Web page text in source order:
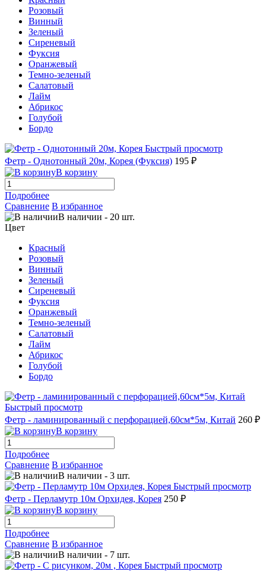
Розовый
Винный
Зеленый
Сиреневый
Фуксия
Оранжевый
Темно-зеленый
Салатовый
Лайм
Абрикос
Голубой
Бордо
Быстрый просмотр
Фетр - Однотонный 20м, Корея (Фуксия) 195 ₽
В корзину
Подробнее
Сравнение В избранное
В наличии - 20 шт.
Цвет
Красный
Розовый
Винный
Зеленый
Сиреневый
Фуксия
Оранжевый
Темно-зеленый
Салатовый
Лайм
Абрикос
Голубой
Бордо
Быстрый просмотр
Фетр - ламинированный с перфорацией,60см*5м, Китай 260 ₽
В корзину
Подробнее
Сравнение В избранное
В наличии - 3 шт.
Быстрый просмотр
Фетр - Перламутр 10м Орхидея, Корея 250 ₽
В корзину
Подробнее
Сравнение В избранное
В наличии - 7 шт.
Быстрый просмотр